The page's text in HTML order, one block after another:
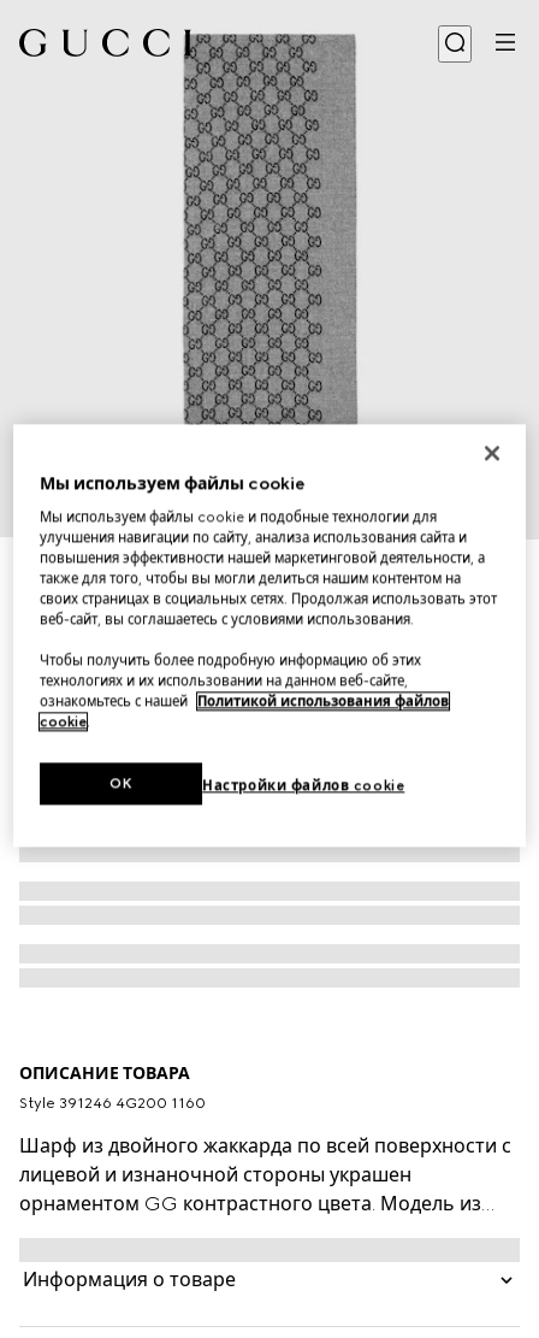
3
Шерстяной шарф из двойного жаккарда GG
ОПИСАНИЕ ТОВАРА
Style ‎391246 4G200 1160
Шарф из двойного жаккарда по всей поверхности с
лицевой и изнаночной стороны украшен
орнаментом GG контрастного цвета. Модель из
мягкой и легкой шерсти.
Информация о товаре
Мы используем файлы cookie
Мы используем файлы cookie и подобные технологии для
улучшения навигации по сайту, анализа использования сайта и
повышения эффективности нашей маркетинговой деятельности, а
также для того, чтобы вы могли делиться нашим контентом на
своих страницах в социальных сетях. Продолжая использовать этот
веб-сайт, вы соглашаетесь с условиями использования.
Чтобы получить более подробную информацию об этих
технологиях и их использовании на данном веб-сайте,
ознакомьтесь с нашей
Политикой использования файлов
cookie.
Настройки файлов cookie
OK